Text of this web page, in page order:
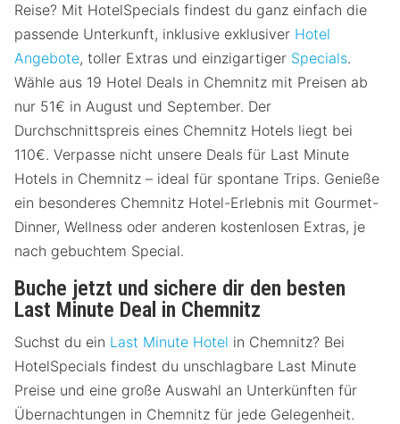
Reise? Mit HotelSpecials findest du ganz einfach die
passende Unterkunft, inklusive exklusiver Hotel
Angebote, toller Extras und einzigartiger Specials.
Wähle aus 19 Hotel Deals in Chemnitz mit Preisen ab
nur 51€ in August und September. Der
Durchschnittspreis eines Chemnitz Hotels liegt bei
110€. Verpasse nicht unsere Deals für Last Minute
Hotels in Chemnitz – ideal für spontane Trips. Genieße
ein besonderes Chemnitz Hotel-Erlebnis mit Gourmet-
Dinner, Wellness oder anderen kostenlosen Extras, je
nach gebuchtem Special.
Buche jetzt und sichere dir den besten
Last Minute Deal in Chemnitz
Suchst du ein Last Minute Hotel in Chemnitz? Bei
HotelSpecials findest du unschlagbare Last Minute
Preise und eine große Auswahl an Unterkünften für
Übernachtungen in Chemnitz für jede Gelegenheit.